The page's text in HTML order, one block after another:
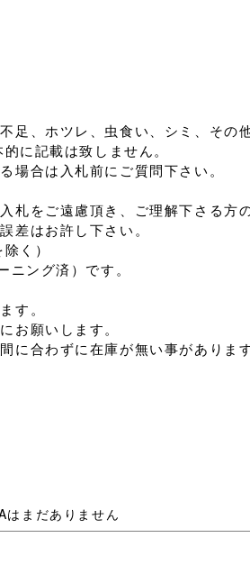
、ホツレ、虫食い、シミ、その
に記載は致しません。
合は入札前にご質問下さい。
をご遠慮頂き、ご理解下さる方
差はお許し下さい。
く）
ング済）です。
す。
お願いします。
に合わずに在庫が無い事がありま
はまだありません